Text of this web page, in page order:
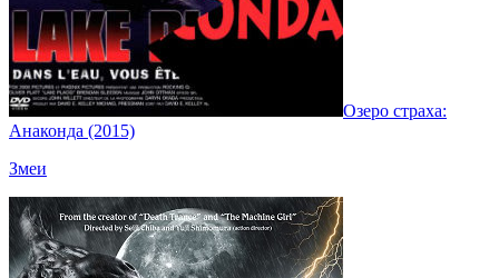
Озеро страха:
Анаконда (2015)
Змеи